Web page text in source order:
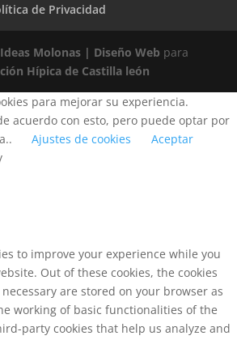
de Privacidad
Ideas Molonas | Diseño Web para
Hípica de Castilla león
para mejorar su experiencia.
acuerdo con esto, pero puede optar por
Ajustes de cookies
Aceptar
to improve your experience while you
Out of these cookies, the cookies
are stored on your browser as
working of basic functionalities of the
party cookies that help us analyze and